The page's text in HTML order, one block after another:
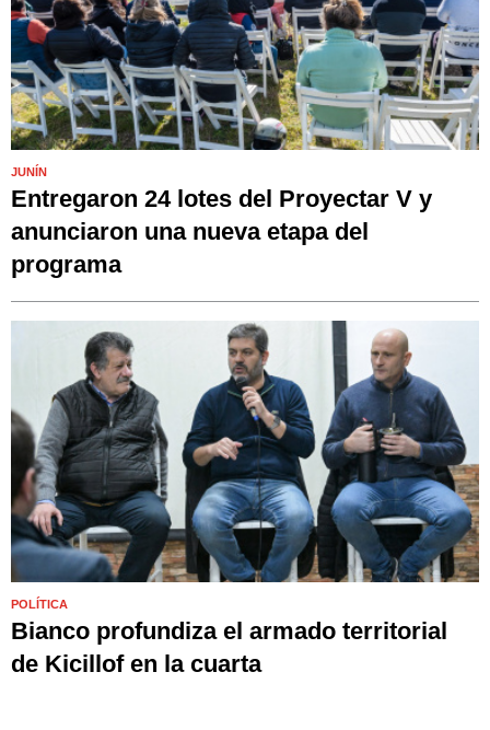
JUNÍN
Entregaron 24 lotes del Proyectar V y
anunciaron una nueva etapa del
programa
POLÍTICA
Bianco profundiza el armado territorial
de Kicillof en la cuarta